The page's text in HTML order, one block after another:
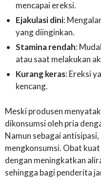
mencapai ereksi.
Ejakulasi dini:
yang diinginkan.
Stamina rendah:
atau saat melakukan
Kurang keras: Ereksi
kencang.
Meski produsen
dikonsumsi oleh pria
Namun sebagai
mengkonsumsi. Obat
dengan meningkatkan
sehingga bagi penderita